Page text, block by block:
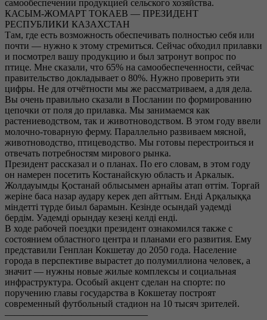
самообеспечении продукцией сельского хозяйства.
КАСЫМ-ЖОМАРТ ТОКАЕВ — ПРЕЗИДЕНТ
РЕСПУБЛИКИ КАЗАХСТАН
Там, где есть возможность обеспечивать полностью себя или
почти — нужно к этому стремиться. Сейчас обходил прилавки
и посмотрел вашу продукцию и был затронут вопрос по
птице. Мне сказали, что 65% на самообеспеченности, сейчас
правительство докладывает о 80%. Нужно проверить эти
цифры. Не для отчётности мы же рассматриваем, а для дела.
Вы очень правильно сказали в Послании по формированию
цепочки от поля до прилавка. Мы занимаемся как
растениеводством, так и животноводством. В этом году ввели
молочно-товарную ферму. Параллельно развиваем мясной,
животноводство, птицеводство. Мы готовы перестроиться и
отвечать потребностям мирового рынка.
Президент рассказал и о планах. По его словам, в этом году
он намерен посетить Костанайскую область и Аркалык.
Жолдауымды Қостанай облысымен арнайы атап өттім. Торғай
жеріне баса назар аудару керек деп айттым. Енді Арқалыққа
міндетті түрде биыл барамын. Кезінде осындай уәдемді
бердім. Уәдемді орындау кезеңі келді енді.
В ходе рабочей поездки президент ознакомился также с
состоянием областного центра и планами его развития. Ему
представили Генплан Кокшетау до 2050 года. Население
города в перспективе вырастет до полумиллиона человек, а
значит — нужны новые жилые комплексы и социальная
инфраструктура. Особый акцент сделан на спорте: по
поручению главы государства в Кокшетау построят
современный футбольный стадион на 10 тысяч зрителей.
———————————————